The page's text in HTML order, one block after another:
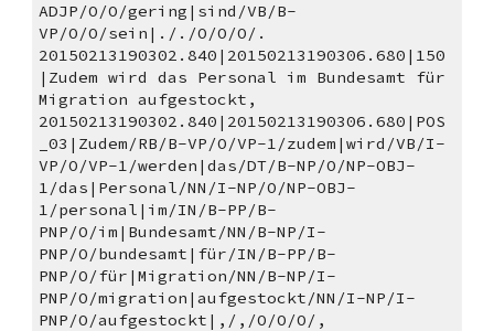
ADJP/O/O/gering|sind/VB/B-
VP/O/O/sein|././O/O/O/.
20150213190302.840|20150213190306.680|150
|Zudem wird das Personal im Bundesamt für
Migration aufgestockt,
20150213190302.840|20150213190306.680|POS
_03|Zudem/RB/B-VP/O/VP-1/zudem|wird/VB/I-
VP/O/VP-1/werden|das/DT/B-NP/O/NP-OBJ-
1/das|Personal/NN/I-NP/O/NP-OBJ-
1/personal|im/IN/B-PP/B-
PNP/O/im|Bundesamt/NN/B-NP/I-
PNP/O/bundesamt|für/IN/B-PP/B-
PNP/O/für|Migration/NN/B-NP/I-
PNP/O/migration|aufgestockt/NN/I-NP/I-
PNP/O/aufgestockt|,/,/O/O/O/,